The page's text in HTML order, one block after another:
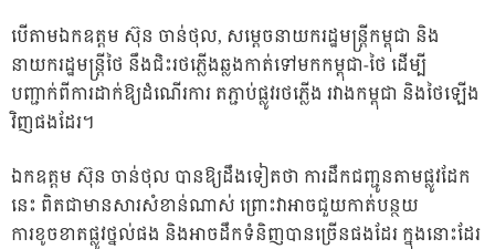
បើតាមឯកឧត្តម ស៊ុន ចាន់ថុល, សម្តេចនាយករដ្ឋមន្ត្រីកម្ពុជា និង
នាយករដ្ឋមន្ត្រីថៃ នឹងជិះរថភ្លើងឆ្លងកាត់ទៅមកកម្ពុជា-ថៃ ដើម្បី
បញ្ជាក់ពីការដាក់ឱ្យដំណើរការ តភ្ជាប់ផ្លូវរថភ្លើង រវាងកម្ពុជា និងថៃឡើង
វិញផងដែរ។
ឯកឧត្តម ស៊ុន ចាន់ថុល បានឱ្យដឹងទៀតថា ការដឹកជញ្ជូនតាមផ្លូវដែក
នេះ ពិតជាមានសារសំខាន់ណាស់ ព្រោះវាអាចជួយកាត់បន្ថយ
ការខូចខាតផ្លូវថ្នល់ផង និងអាចដឹកទំនិញបានច្រើនផងដែរ ក្នុងនោះដែរ